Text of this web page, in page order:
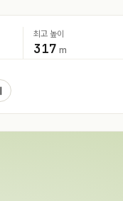
최고 높이
317 m